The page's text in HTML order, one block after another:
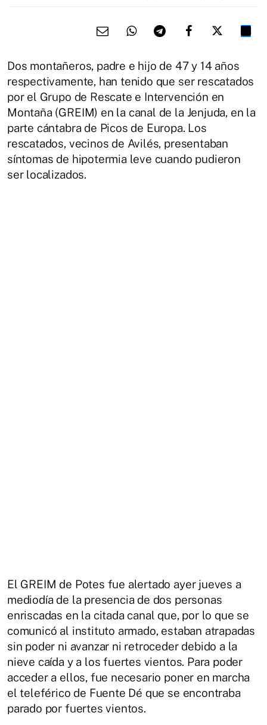
Dos montañeros, padre e hijo de 47 y 14 años
respectivamente, han tenido que ser rescatados
por el Grupo de Rescate e Intervención en
Montaña (GREIM) en la canal de la Jenjuda, en la
parte cántabra de Picos de Europa. Los
rescatados, vecinos de Avilés, presentaban
síntomas de hipotermia leve cuando pudieron
ser localizados.
El GREIM de Potes fue alertado ayer jueves a
mediodía de la presencia de dos personas
enriscadas en la citada canal que, por lo que se
comunicó al instituto armado, estaban atrapadas
sin poder ni avanzar ni retroceder debido a la
nieve caída y a los fuertes vientos. Para poder
acceder a ellos, fue necesario poner en marcha
el teleférico de Fuente Dé que se encontraba
parado por fuertes vientos.